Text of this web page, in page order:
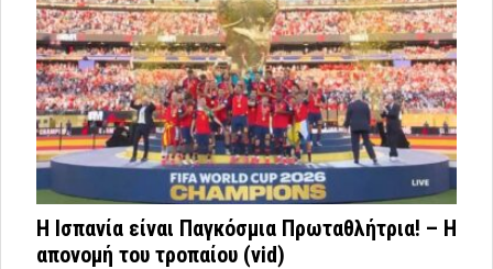
Η Ισπανία είναι Παγκόσμια Πρωταθλήτρια! – Η
απονομή του τροπαίου (vid)